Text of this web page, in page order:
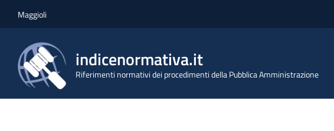
Maggioli
indicenormativa.it
Riferimenti normativi dei procedimenti della Pubblica Amministrazione